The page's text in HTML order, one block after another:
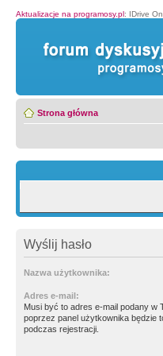
Aktualizacje na programosy.pl: IDrive
Strona główna
Wyślij hasło
Nazwa użytkownika:
Adres e-mail:
Musi być to adres e-mail podany w
poprzez panel użytkownika będzie
podczas rejestracji.